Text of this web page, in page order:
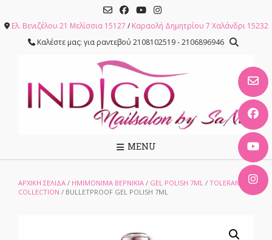
content
Ελ. Βενιζέλου 21 Μελίσσια 15127 / Καραολή Δημητρίου 7 Χαλάνδρι 15232
Καλέστε μας: για ραντεβού 2108102519 - 2106896946
MENU
ΑΡΧΙΚΉ ΣΕΛΊΔΑ / ΗΜΙΜΟΝΙΜΑ ΒΕΡΝΙΚΙΑ / GEL POLISH 7ML / TOLERANCE
COLLECTION / BULLETPROOF GEL POLISH 7ML